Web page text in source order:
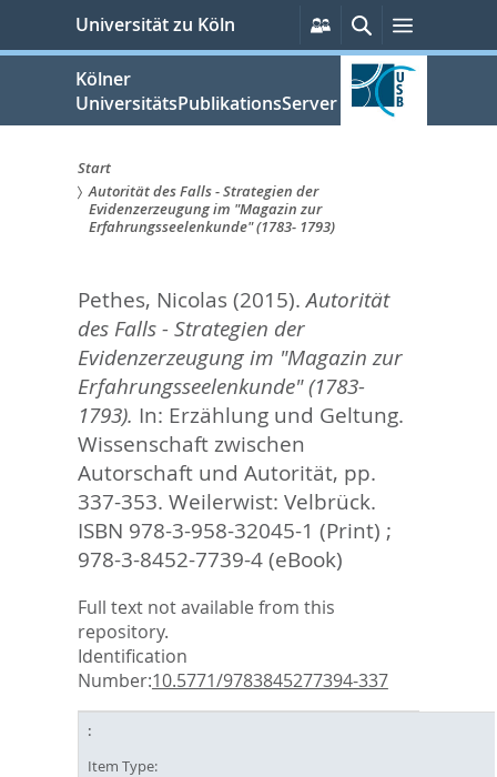
springen
Universität zu Köln
Persönliche
Services
SucheMenü
Kölner
UniversitätsPublikationsServer
Sie
sind
hier:
Start
Autorität des Falls - Strategien der
Evidenzerzeugung im "Magazin zur
Erfahrungsseelenkunde" (1783- 1793)
Pethes, Nicolas(2015).Autorität
des Falls - Strategien der
Evidenzerzeugung im "Magazin zur
Erfahrungsseelenkunde" (1783-
1793). In: Erzählung und Geltung.
Wissenschaft zwischen
Autorschaft und Autorität, pp.
337-353. Weilerwist: Velbrück.
ISBN 978-3-958-32045-1 (Print) ;
978-3-8452-7739-4 (eBook)
Full text not available from this
repository.
Identification
Number:10.5771/9783845277394-337
Item Type: